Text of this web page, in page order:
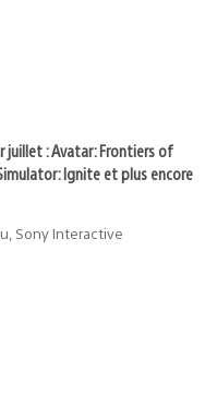
juillet : Avatar: Frontiers of
Ignite et plus encore
Sony Interactive